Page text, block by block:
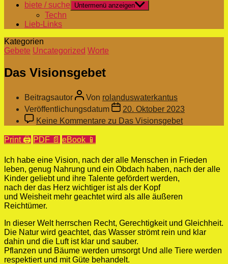
biete / suche
Untermenü anzeigen
Techn
Lieb-Links
Kategorien
Gebete Uncategorized Worte
Das Visionsgebet
Beitragsautor Von rolanduswaterkantus
Veröffentlichungsdatum
20. Oktober 2023
Keine Kommentare zu Das Visionsgebet
Print 🖨 PDF 📄 eBook 📱
Ich habe eine Vision, nach der alle Menschen in Frieden
leben, genug Nahrung und ein Obdach haben, nach der alle
Kinder geliebt und ihre Talente gefördert werden,
nach der das Herz wichtiger ist als der Kopf
und Weisheit mehr geachtet wird als alle äußeren
Reichtümer.
In dieser Welt herrschen Recht, Gerechtigkeit und Gleichheit.
Die Natur wird geachtet, das Wasser strömt rein und klar
dahin und die Luft ist klar und sauber.
Pflanzen und Bäume werden umsorgt Und alle Tiere werden
respektiert und mit Güte behandelt.